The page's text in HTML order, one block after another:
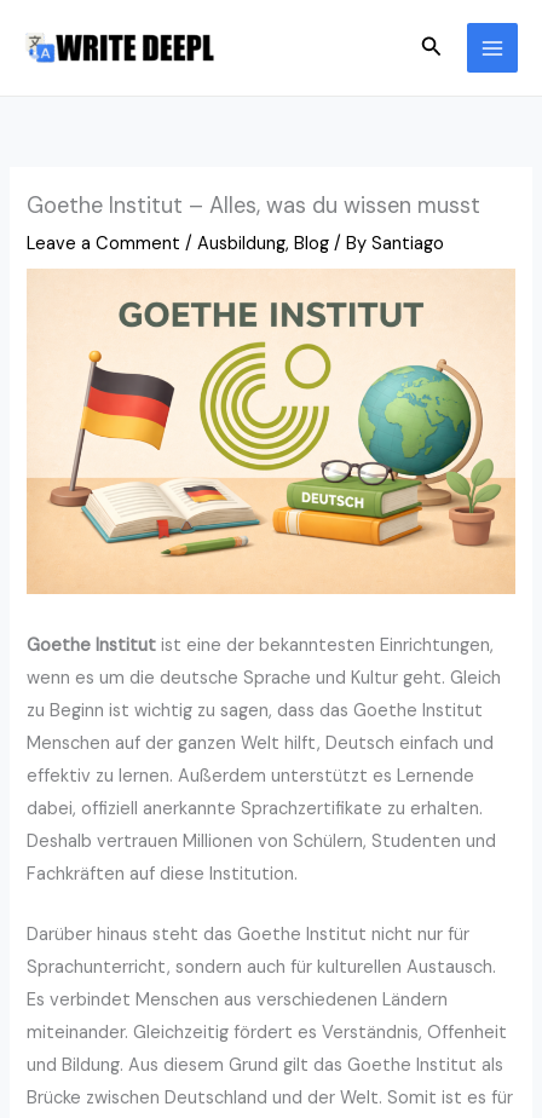
Search
Goethe Institut – Alles, was du wissen musst
Leave a Comment /Ausbildung,Blog / BySantiago
Goethe Institut ist eine der bekanntesten Einrichtungen,
wenn es um die deutsche Sprache und Kultur geht. Gleich
zu Beginn ist wichtig zu sagen, dass das Goethe Institut
Menschen auf der ganzen Welt hilft, Deutsch einfach und
effektiv zu lernen. Außerdem unterstützt es Lernende
dabei, offiziell anerkannte Sprachzertifikate zu erhalten.
Deshalb vertrauen Millionen von Schülern, Studenten und
Fachkräften auf diese Institution.
Darüber hinaus steht das Goethe Institut nicht nur für
Sprachunterricht, sondern auch für kulturellen Austausch.
Es verbindet Menschen aus verschiedenen Ländern
miteinander. Gleichzeitig fördert es Verständnis, Offenheit
und Bildung. Aus diesem Grund gilt das Goethe Institut als
Brücke zwischen Deutschland und der Welt. Somit ist es für